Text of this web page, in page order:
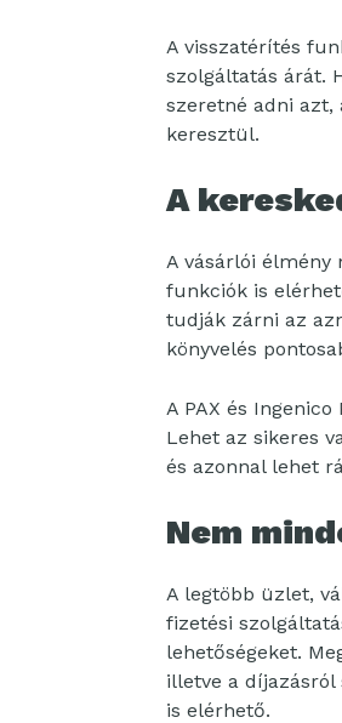
A visszatérítés
szolgáltatás árát.
szeretné adni azt,
keresztül.
A
A vásárlói élmény
funkciók is
tudják zárni az
könyvelés
A PAX és
Lehet az sikeres
és azonnal lehet
Nem
A legtöbb üzlet,
fizetési
lehetőségeket.
illetve a
is elérhető.